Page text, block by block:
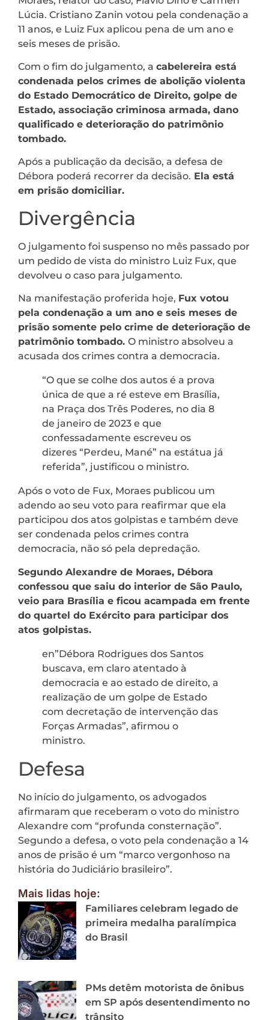
Lúcia. Cristiano Zanin votou pela condenação a
11 anos, e Luiz Fux aplicou pena de um ano e
seis meses de prisão.
Com o fim do julgamento, a cabelereira está
condenada pelos crimes de abolição violenta
do Estado Democrático de Direito, golpe de
Estado, associação criminosa armada, dano
qualificado e deterioração do patrimônio
tombado.
Após a publicação da decisão, a defesa de
Débora poderá recorrer da decisão. Ela está
em prisão domiciliar.
Divergência
O julgamento foi suspenso no mês passado por
um pedido de vista do ministro Luiz Fux, que
devolveu o caso para julgamento.
Na manifestação proferida hoje, Fux votou
pela condenação a um ano e seis meses de
prisão somente pelo crime de deterioração de
patrimônio tombado. O ministro absolveu a
acusada dos crimes contra a democracia.
“O que se colhe dos autos é a prova
única de que a ré esteve em Brasília,
na Praça dos Três Poderes, no dia 8
de janeiro de 2023 e que
confessadamente escreveu os
dizeres “Perdeu, Mané” na estátua já
referida”, justificou o ministro.
Após o voto de Fux, Moraes publicou um
adendo ao seu voto para reafirmar que ela
participou dos atos golpistas e também deve
ser condenada pelos crimes contra
democracia, não só pela depredação.
Segundo Alexandre de Moraes, Débora
confessou que saiu do interior de São Paulo,
veio para Brasília e ficou acampada em frente
do quartel do Exército para participar dos
atos golpistas.
en”Débora Rodrigues dos Santos
buscava, em claro atentado à
democracia e ao estado de direito, a
realização de um golpe de Estado
com decretação de intervenção das
Forças Armadas”, afirmou o
ministro.
Defesa
No início do julgamento, os advogados
afirmaram que receberam o voto do ministro
Alexandre com “profunda consternação”.
Segundo a defesa, o voto pela condenação a 14
anos de prisão é um “marco vergonhoso na
história do Judiciário brasileiro”.
Mais lidas hoje:
Familiares celebram legado de
primeira medalha paralímpica
do Brasil
PMs detêm motorista de ônibus
em SP após desentendimento no
trânsito